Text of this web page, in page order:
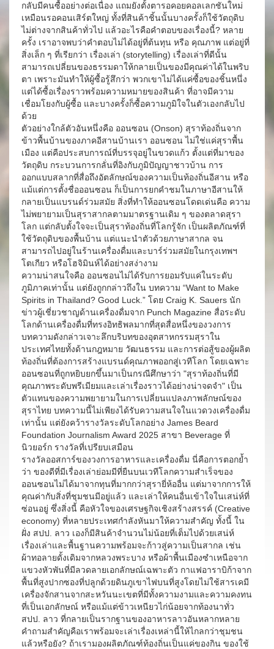
กลับมีคนซื้ออย่างต่อเนื่อง แถมยังตั้งตารอคอยคอลเลกชันใหม่
เหมือนรอคอนเสิร์ตใหญ่ ทั้งที่สินค้าชิ้นนั้นบางครั้งก็ใช้วัตถุดิบ
ไม่ต่างจากสินค้าทั่วไป แล้วอะไรคือคำตอบของเรื่องนี้? หลาย
ครั้ง เราอาจพบว่าคำตอบไม่ได้อยู่ที่ต้นทุน หรือ คุณภาพ แต่อยู่ที่
สิ่งเล็ก ๆ ที่เรียกว่า เรื่องเล่า (storytelling) เรื่องเล่าที่ดีนั้น
สามารถเปลี่ยนของธรรมดาให้กลายเป็นของมีคุณค่าได้ในพริบ
ตา เพราะมันทำให้ผู้ซื้อรู้สึกว่า พวกเขาไม่ได้แค่ซื้อของชิ้นหนึ่ง
แต่ได้ซื้อเรื่องราวพร้อมความหมายของสินค้า ที่อาจมีความ
เชื่อมโยงกับผู้ซื้อ และบางครั้งก็ซื้อความภูมิใจในตัวเองกลับไป
ด้วย
ตัวอย่างใกล้ตัวอันหนึ่งคือ ออนซอน (Onson) สุราท้องถิ่นจาก
ข้าวพื้นบ้านของภาคอีสานบ้านเรา ออนซอน ไม่ใช่แค่สุราพื้น
เมือง แต่คือประสบการณ์ที่บรรจุอยู่ในขวดแก้ว ตั้งแต่ที่มาของ
วัตถุดิบ กระบวนการกลั่นที่อิงกับภูมิปัญญาชาวบ้าน การ
ออกแบบสลากที่สื่อถึงอัตลักษณ์ของความเป็นท้องถิ่นอีสาน หรือ
แม้แต่การตั้งชื่อออนซอน ก็เป็นการยกคำชมในภาษาอีสานให้
กลายเป็นแบรนด์ร่วมสมัย สิ่งที่ทำให้ออนซอนโดดเด่นคือ ความ
ไม่พยายามเป็นสุราสากลตามมาตรฐานเดิม ๆ ของตลาดสุรา
โลก แต่กลับตั้งใจจะเป็นสุราท้องถิ่นที่โลกรู้จัก เป็นผลิตภัณฑ์ที่
ใช้วัตถุดิบของพื้นบ้าน แต่แนะนำตัวด้วยภาษาสากล จน
สามารถไปอยู่ในร้านเครื่องดื่มและบาร์ร่วมสมัยในกรุงเทพฯ
โตเกียว หรือโฮจิมินห์ได้อย่างสง่างาม
ความน่าสนใจคือ ออนซอนไม่ได้รับการยอมรับแค่ในระดับ
ภูมิภาคเท่านั้น แต่ยังถูกกล่าวถึงใน บทความ “Want to Make
Spirits in Thailand? Good Luck.” โดย Craig K. Sauers นัก
ข่าวผู้เชี่ยวชาญด้านเครื่องดื่มจาก Punch Magazine สื่อระดับ
โลกด้านเครื่องดื่มที่ทรงอิทธิพลมากที่สุดสื่อหนึ่งของวงการ
บทความดังกล่าวเจาะลึกบริบทของอุตสาหกรรมสุราใน
ประเทศไทยทั้งด้านกฎหมาย วัฒนธรรม และการต่อสู้ของผู้ผลิต
ท้องถิ่นที่ต้องการสร้างแบรนด์คุณภาพออกสู่เวทีโลก โดยเฉพาะ
ออนซอนที่ถูกหยิบยกขึ้นมาเป็นกรณีศึกษาว่า "สุราท้องถิ่นที่มี
คุณภาพระดับพรีเมียมและเล่าเรื่องราวได้อย่างน่าจดจำ" เป็น
ตัวแทนของความพยายามในการเปลี่ยนแปลงภาพลักษณ์ของ
สุราไทย บทความนี้ไม่เพียงได้รับความสนใจในแวดวงเครื่องดื่ม
เท่านั้น แต่ยังคว้ารางวัลระดับโลกอย่าง James Beard
Foundation Journalism Award 2025 สาขา Beverage ที่
นิวยอร์ก รางวัลที่เปรียบเสมือน
รางวัลออสการ์ของวงการอาหารและเครื่องดื่ม นี่คือการตอกย้ำ
ว่า ของดีที่มีเรื่องเล่าย่อมมีที่ยืนบนเวทีโลกความสำเร็จของ
ออนซอนไม่ได้มาจากทุนที่มากกว่าสุรายี่ห้ออื่น แต่มาจากการให้
คุณค่ากับสิ่งที่ชุมชนมีอยู่แล้ว และเล่าให้คนอื่นเข้าใจในเสน่ห์ที่
ซ่อนอยู่ ซึ่งสิ่งนี้ คือหัวใจของเศรษฐกิจเชิงสร้างสรรค์ (Creative
economy) ที่หลายประเทศกำลังหันมาให้ความสำคัญ ทั้งนี้ ใน
ฝั่ง สปป. ลาว เองก็มีสินค้าจำนวนไม่น้อยที่เต็มไปด้วยเสน่ห์
เรื่องเล่าและพื้นฐานความพร้อมจะก้าวสู่ความเป็นสากล เช่น
ผ้าทอลายดั้งเดิมจากหลวงพระบาง หรือผ้าพื้นเมืองซำเหนือจาก
แขวงหัวพันที่มีลวดลายเอกลักษณ์เฉพาะตัว กาแฟอาราบิก้าจาก
พื้นที่สูงปากซองที่ปลูกด้วยดินภูเขาไฟบนที่สูงโดยไม่ใช้สารเคมี
เครื่องจักสานจากสะหวันนะเขตที่มีทั้งความงามและความคงทน
ที่เป็นเอกลักษณ์ หรือแม้แต่ข้าวเหนียวไก่น้อยจากท้องนาทั่ว
สปป. ลาว ที่กลายเป็นรากฐานของอาหารลาวอันหลากหลาย
คำถามสำคัญคือเราพร้อมจะเล่าเรื่องเหล่านี้ให้ไกลกว่าชุมชน
แล้วหรือยัง? ถ้าเรามองผลิตภัณฑ์ท้องถิ่นเป็นแค่ของกิน ของใช้